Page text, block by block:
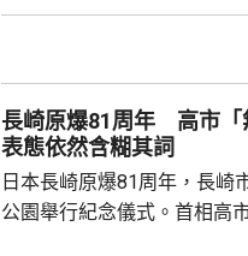
長崎原爆81周年 高市「
表態依然含糊其詞
日本長崎原爆81周年，長崎
公園舉行紀念儀式。首相高